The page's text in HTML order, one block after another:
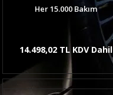
Her 15.000 Bakım
14.498,02 TL KDV Dahil